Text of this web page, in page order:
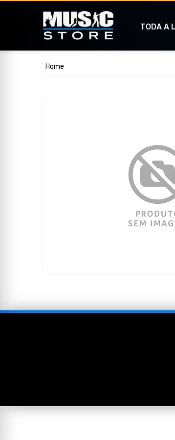
TODA A
Home